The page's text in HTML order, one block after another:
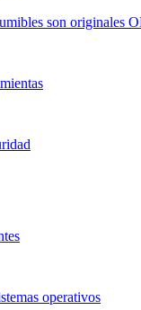
son originales
operativos